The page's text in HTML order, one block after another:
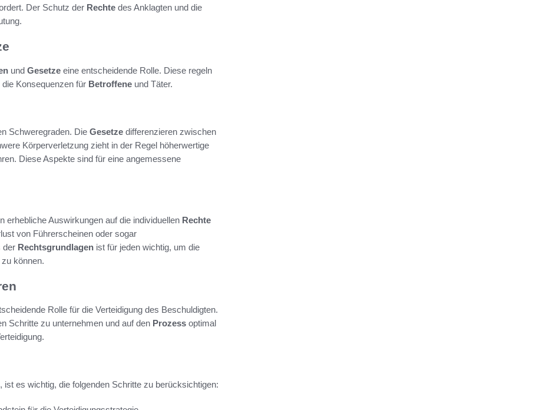
Der Schutz der Rechte des Anklagten und die
und Gesetze eine entscheidende Rolle. Diese regeln
Konsequenzen für Betroffene und Täter.
Schweregraden. Die Gesetze differenzieren zwischen
Körperverletzung zieht in der Regel höherwertige
Diese Aspekte sind für eine angemessene
erhebliche Auswirkungen auf die individuellen Rechte
von Führerscheinen oder sogar
der Rechtsgrundlagen ist für jeden wichtig, um die
können.
Rolle für die Verteidigung des Beschuldigten.
Schritte zu unternehmen und auf den Prozess optimal
ist es wichtig, die folgenden Schritte zu berücksichtigen: